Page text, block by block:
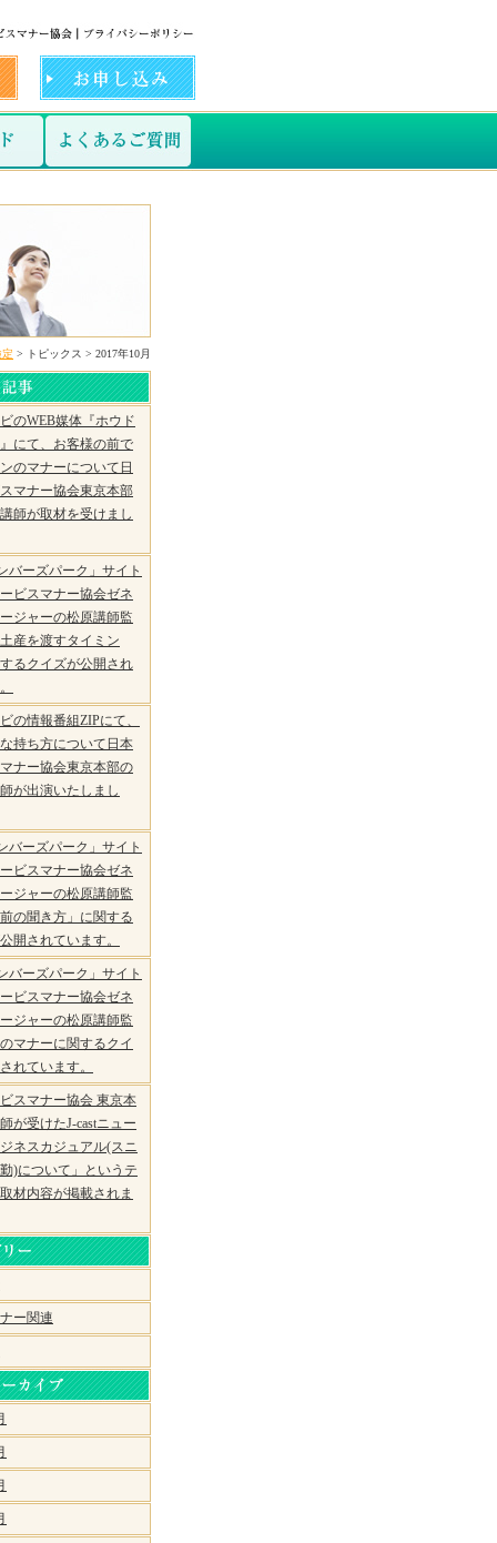
> トピックス > 2017年10月
のWEB媒体『ホウド
にて、お客様の前で
のマナーについて日
マナー協会東京本部
師が取材を受けまし
バーズパーク」サイト
ビスマナー協会ゼネ
ジャーの松原講師監
産を渡すタイミン
るクイズが公開され
の情報番組ZIPにて、
持ち方について日本
ナー協会東京本部の
が出演いたしまし
バーズパーク」サイト
ビスマナー協会ゼネ
ジャーの松原講師監
の聞き方」に関する
開されています。
バーズパーク」サイト
ビスマナー協会ゼネ
ジャーの松原講師監
マナーに関するクイ
れています。
スマナー協会 東京本
が受けたJ-castニュー
ネスカジュアル(スニ
)について」というテ
材内容が掲載されま
ー関連